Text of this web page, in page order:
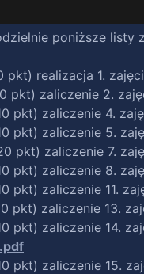
poniższe listy
pkt) realizacja 1.
pkt) zaliczenie 2.
pkt) zaliczenie 4.
pkt) zaliczenie 5.
pkt) zaliczenie 7.
pkt) zaliczenie 8.
pkt) zaliczenie 11.
pkt) zaliczenie 13.
pkt) zaliczenie 14.
pkt) zaliczenie 15.